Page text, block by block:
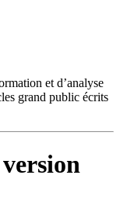
et d’analyse
grand public écrits